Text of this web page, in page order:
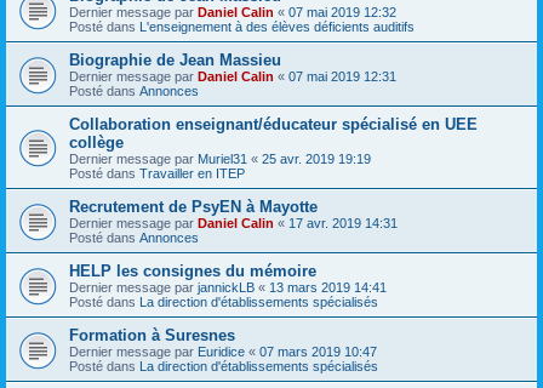
Dernier message par Daniel Calin « 07 mai 2019 12:32
Posté dans L'enseignement à des élèves déficients auditifs
Biographie de Jean Massieu
Dernier message par Daniel Calin « 07 mai 2019 12:31
Posté dans Annonces
Collaboration enseignant/éducateur spécialisé en UEE
collège
Dernier message par Muriel31 « 25 avr. 2019 19:19
Posté dans Travailler en ITEP
Recrutement de PsyEN à Mayotte
Dernier message par Daniel Calin « 17 avr. 2019 14:31
Posté dans Annonces
HELP les consignes du mémoire
Dernier message par jannickLB « 13 mars 2019 14:41
Posté dans La direction d'établissements spécialisés
Formation à Suresnes
Dernier message par Euridice « 07 mars 2019 10:47
Posté dans La direction d'établissements spécialisés